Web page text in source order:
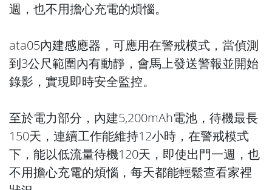
週，也不用擔心充電的煩惱。
ata05內建感應器，可應用在警戒模式，當偵測
到3公尺範圍內有動靜，會馬上發送警報並開始
錄影，實現即時安全監控。
至於電力部分，內建5,200mAh電池，待機最長
150天，連續工作能維持12小時，在警戒模式
下，能以低流量待機120天，即使出門一週，也
不用擔心充電的煩惱，每天都能輕鬆查看家裡